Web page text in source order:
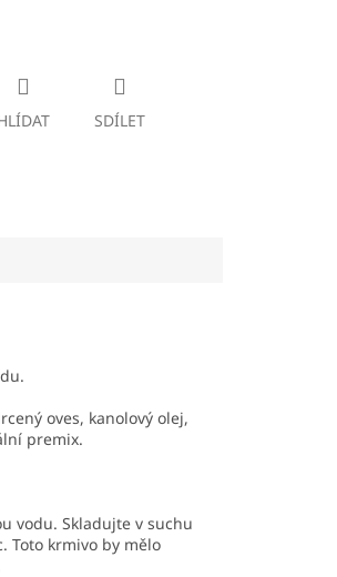
SDÍLET
oves, kanolový olej,
premix.
vodu. Skladujte v suchu
Toto krmivo by mělo